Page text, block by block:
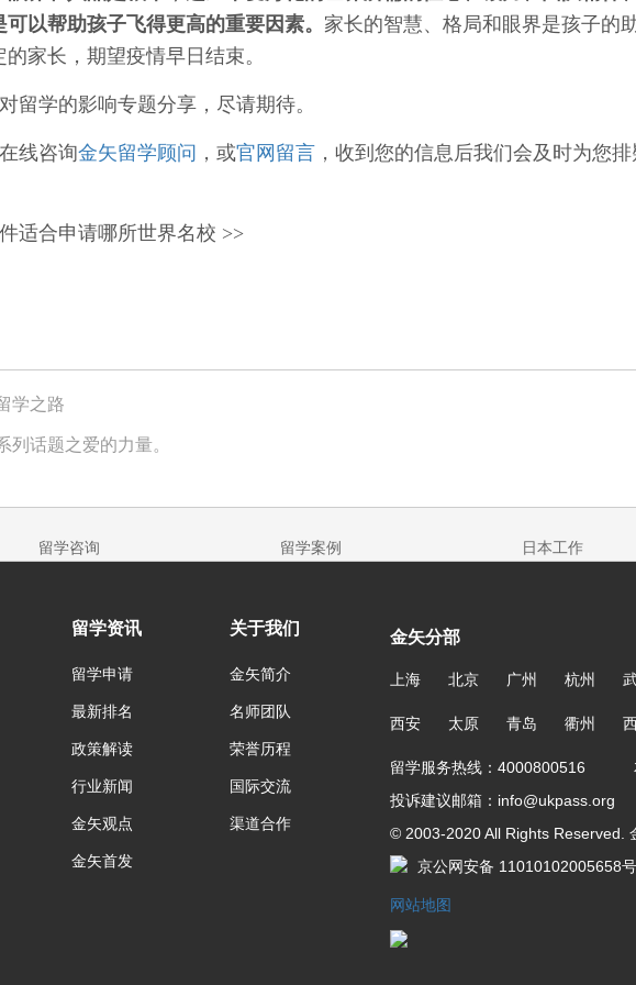
以帮助孩子飞得更高的重要因素。 家长的智慧、格局和眼界是孩子的
家长，期望疫情早日结束。
留学的影响专题分享，尽请期待。
线咨询金矢留学顾问 ，或官网留言 ，收到您的信息后我们会及时为您排
适合申请哪所世界名校 >>
学之路
话题之爱的力量。
留学咨询 留学案例 日本工作
留学资讯
留学申请
最新排名
政策解读
行业新闻
金矢观点
金矢首发
关于我们
金矢简介
名师团队
荣誉历程
国际交流
渠道合作
金矢分部
上海 北京 广州 杭州
西安 太原 青岛 衢州
留学服务热线：4000800516
投诉建议邮箱：info@ukpass.org
© 2003-2020 All Rights Reserved.
京公网安备 11010102005658号
网站地图